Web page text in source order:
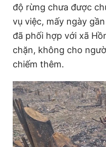
độ rừng chưa được
vụ việc, mấy ngày
đã phối hợp với xã
chặn, không cho
chiếm thêm.